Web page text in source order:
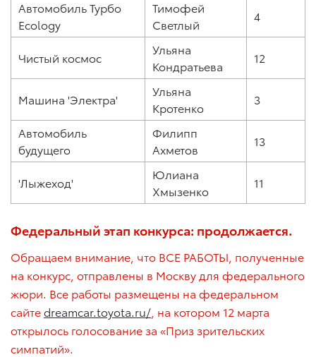
Автомобиль Турбо
Ecology
Тимофей
Светлый
4
Чистый космос
Ульяна
Кондратьева
12
Машина 'Электра'
Ульяна
Кротенко
3
Автомобиль
будущего
Филипп
Ахметов
13
'Лыжеход'
Юлиана
Хмызенко
11
Федеральный этап конкурса: продолжается.
Обращаем внимание, что ВСЕ РАБОТЫ, полученные
на конкурс, отправлены в Москву для федерального
жюри. Все работы размещены на федеральном
сайтеdreamcar.toyota.ru/ , на котором 12 марта
открылось голосование за «Приз зрительских
симпатий».